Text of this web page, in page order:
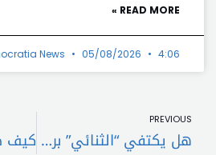
READ MORE »
News 05/08/2026 4:06 م
PREVIOUS
هل يكتفي “الثنائي” برد فعله الأولي؟